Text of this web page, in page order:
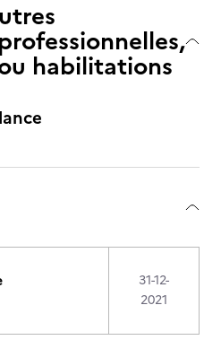
habilitations
31-12-
2021